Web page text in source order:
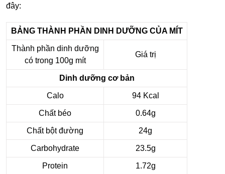
đây:
BẢNG THÀNH PHẦN DINH DƯỠNG CỦA MÍT
Thành phần dinh dưỡng
có trong 100g mít
Giá trị
Dinh dưỡng cơ bản
Calo 94 Kcal
Chất béo 0.64g
Chất bột đường 24g
Carbohydrate 23.5g
Protein 1.72g